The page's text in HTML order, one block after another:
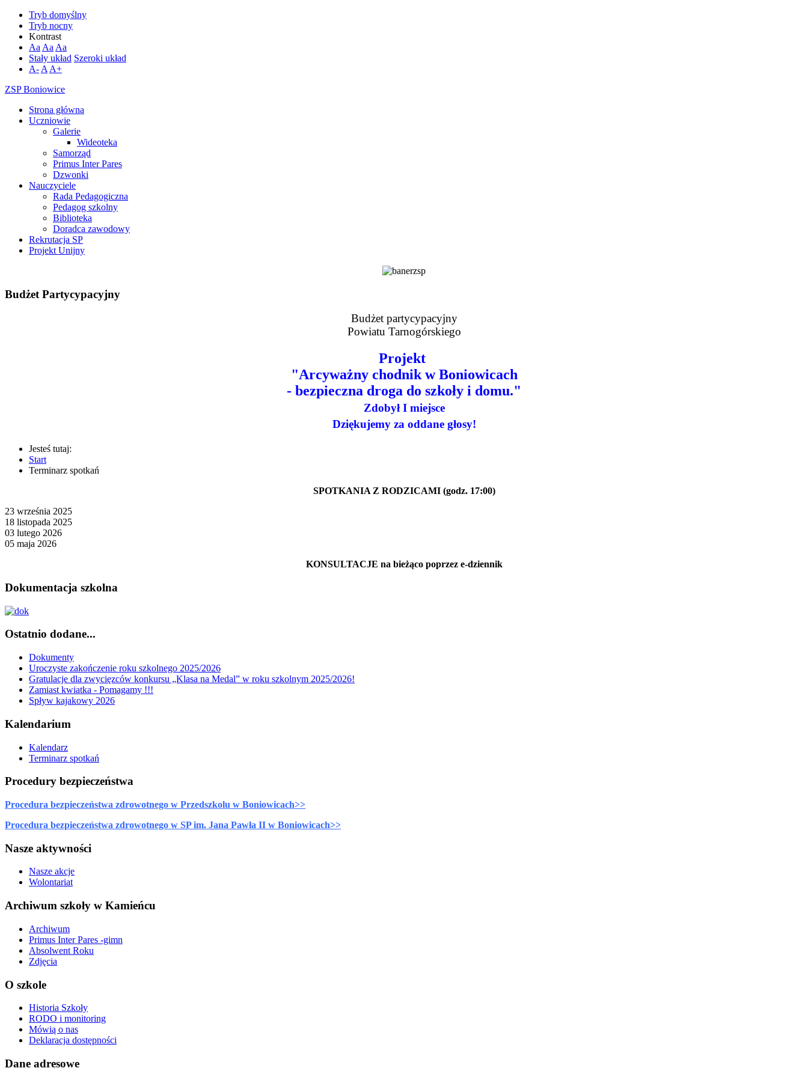
Tryb domyślny
Tryb nocny
Kontrast
Aa Aa Aa
Stały układ Szeroki układ
A- A A+
ZSP Boniowice
Strona główna
Uczniowie
Galerie
Wideoteka
Samorząd
Primus Inter Pares
Dzwonki
Nauczyciele
Rada Pedagogiczna
Pedagog szkolny
Biblioteka
Doradca zawodowy
Rekrutacja SP
Projekt Unijny
Budżet Partycypacyjny
Budżet partycypacyjny
Powiatu Tarnogórskiego
Projekt
"Arcyważny chodnik w Boniowicach
- bezpieczna droga do szkoły i domu."
Zdobył I miejsce
Dziękujemy za oddane głosy!
Jesteś tutaj:
Start
Terminarz spotkań
SPOTKANIA Z RODZICAMI (godz. 17:00)
23 września 2025
18 listopada 2025
03 lutego 2026
05 maja 2026
KONSULTACJE na bieżąco poprzez e-dziennik
Dokumentacja szkolna
Ostatnio dodane...
Dokumenty
Uroczyste zakończenie roku szkolnego 2025/2026
Gratulacje dla zwycięzców konkursu „Klasa na Medal” w roku szkolnym 2025/2026!
Zamiast kwiatka - Pomagamy !!!
Spływ kajakowy 2026
Kalendarium
Kalendarz
Terminarz spotkań
Procedury bezpieczeństwa
Procedura bezpieczeństwa zdrowotnego w Przedszkolu w Boniowicach>>
Procedura bezpieczeństwa zdrowotnego w SP im. Jana Pawła II w Boniowicach>>
Nasze aktywności
Nasze akcje
Wolontariat
Archiwum szkoły w Kamieńcu
Archiwum
Primus Inter Pares -gimn
Absolwent Roku
Zdjęcia
O szkole
Historia Szkoły
RODO i monitoring
Mówią o nas
Deklaracja dostępności
Dane adresowe